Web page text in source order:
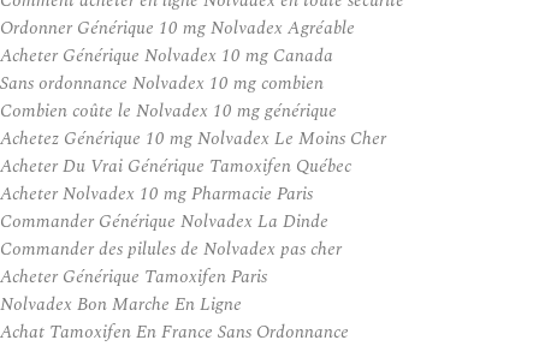
Ordonner Générique 10 mg Nolvadex Agréable
Acheter Générique Nolvadex 10 mg Canada
Sans ordonnance Nolvadex 10 mg combien
Combien coûte le Nolvadex 10 mg générique
Achetez Générique 10 mg Nolvadex Le Moins Cher
Acheter Du Vrai Générique Tamoxifen Québec
Acheter Nolvadex 10 mg Pharmacie Paris
Commander Générique Nolvadex La Dinde
Commander des pilules de Nolvadex pas cher
Acheter Générique Tamoxifen Paris
Nolvadex Bon Marche En Ligne
Achat Tamoxifen En France Sans Ordonnance